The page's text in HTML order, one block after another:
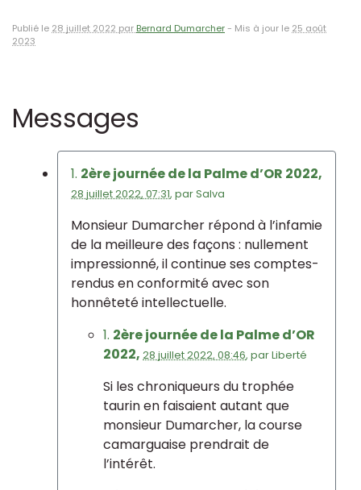
Publié le 28 juillet 2022 par Bernard Dumarcher- Mis à jour le 25 août
2023
Messages
1. 2ère journée de la Palme d’OR 2022,
28 juillet 2022, 07:31, parSalva
Monsieur Dumarcher répond à l’infamie
de la meilleure des façons : nullement
impressionné, il continue ses comptes-
rendus en conformité avec son
honnêteté intellectuelle.
1. 2ère journée de la Palme d’OR
2022, 28 juillet 2022, 08:46, parLiberté
Si les chroniqueurs du trophée
taurin en faisaient autant que
monsieur Dumarcher, la course
camarguaise prendrait de
l’intérêt.